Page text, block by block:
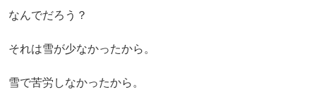
なんでだろう？
それは雪が少なかったから。
雪で苦労しなかったから。